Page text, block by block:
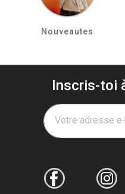
Nouveautes
Inscris-toi
Votre adresse